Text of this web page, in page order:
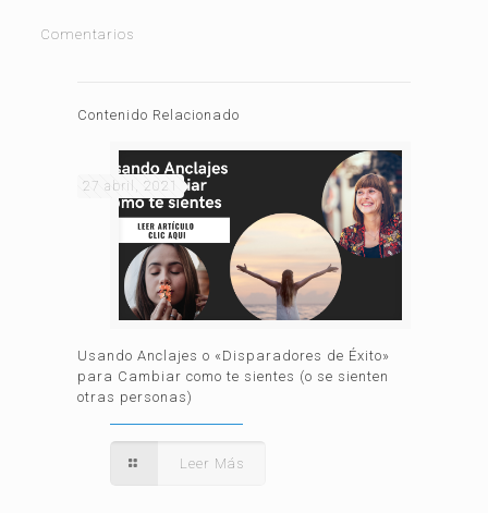
Comentarios
Contenido Relacionado
27 abril, 2021
Usando Anclajes o «Disparadores de Éxito»
para Cambiar como te sientes (o se sienten
otras personas)
Leer Más